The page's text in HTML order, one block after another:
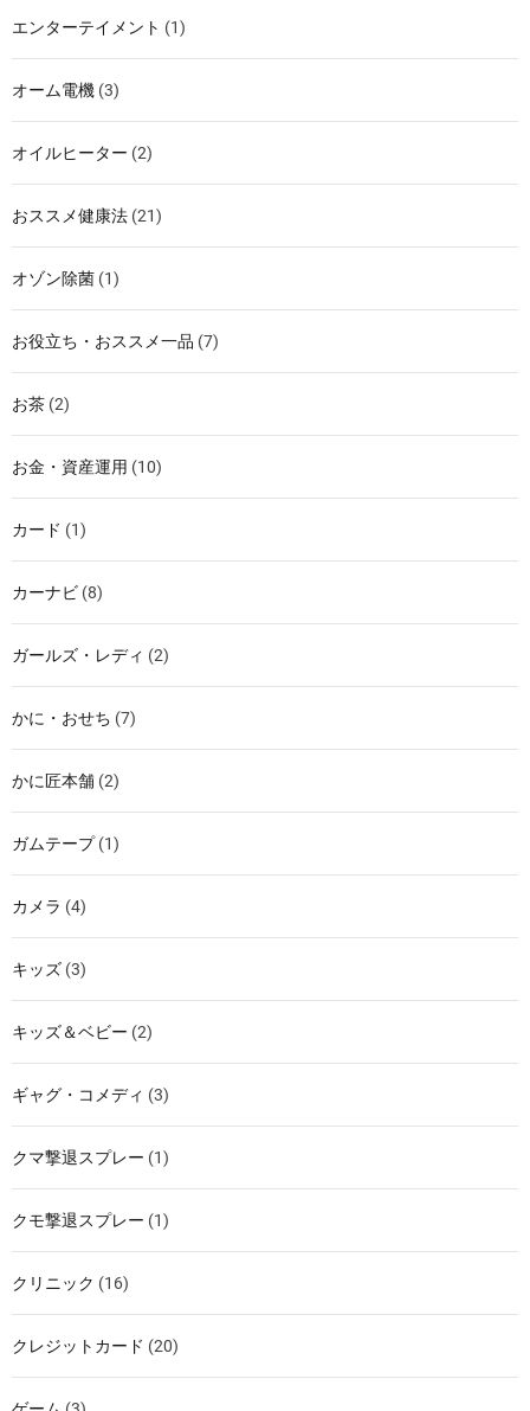
エンターテイメント (1)
オーム電機 (3)
オイルヒーター (2)
おススメ健康法 (21)
オゾン除菌 (1)
お役立ち・おススメ一品 (7)
お茶 (2)
お金・資産運用 (10)
カード (1)
カーナビ (8)
ガールズ・レディ (2)
かに・おせち (7)
かに匠本舗 (2)
ガムテープ(1)
カメラ (4)
キッズ (3)
キッズ＆ベビー (2)
ギャグ・コメディ (3)
クマ撃退スプレー (1)
クモ撃退スプレー (1)
クリニック (16)
クレジットカード (20)